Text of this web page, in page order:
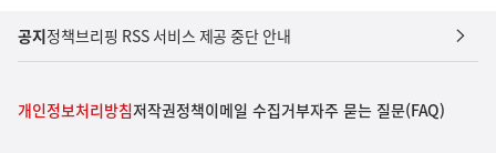
공지정책브리핑 RSS 서비스 제공 중단 안내
개인정보처리방침저작권정책이메일 수집거부자주 묻는 질문(FAQ)